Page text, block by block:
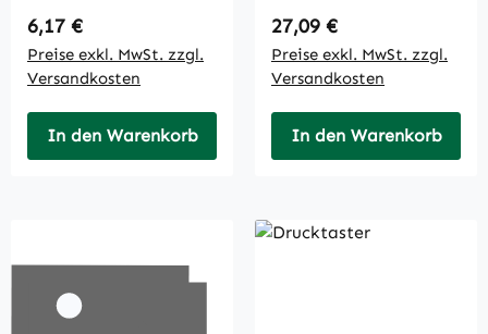
Regulärer Preis:
6,17 €
Preise exkl. MwSt. zzgl.
Versandkosten
In den Warenkorb
Regulärer Preis:
27,09 €
Preise exkl. MwSt. zzgl.
Versandkosten
In den Warenkorb